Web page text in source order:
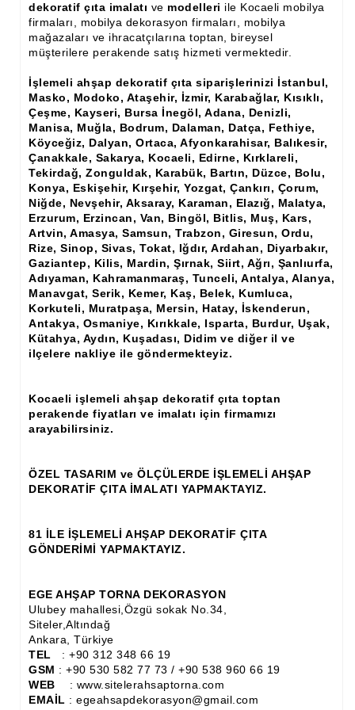
Ham Ahşap Şifonyer İmalatı Modelleri
Ham Ahşap Kitaplık İmalatı, Modelleri
Ham Ahşap Gümüşlük, Kaşıklık İmalatı, Modelleri
Ham Ahşap Koltuk İmalatı, Modelleri
Ham Ahşap Josefin Koltuk İskelet İmalatı, Modelleri
Ham Ahşap Ayna Çerçeve İmalatı, Modelleri
Ham Ahşap Dekoratif Ürün İmalatı, Modelleri
El Oyması Ham Ahşap Yatak Başlıkları
Ahşap Aksesuarlar
Ahşap İşlemeli Düz Klapa
Ahşap Merdiven Dikmeleri
Ahşap Profil Çıta
Ahşap Sütun
Ayons Baskılı Ahşap Çıta Modelleri
Cibinlik
Cnc Ürün Çeşitleri
Diğer Ahşap Ürünler
Dekoratif Çıta İmalatı, Modelleri
dekoratif çıta imalatı ve modelleri ile Kocaeli mobilya
firmaları, mobilya dekorasyon firmaları, mobilya
mağazaları ve ihracatçılarına toptan, bireysel
müşterilere perakende satış hizmeti vermektedir.
İşlemeli ahşap dekoratif çıta siparişlerinizi İstanbul,
Masko, Modoko, Ataşehir, İzmir, Karabağlar, Kısıklı,
Çeşme, Kayseri, Bursa İnegöl, Adana, Denizli,
Manisa, Muğla, Bodrum, Dalaman, Datça, Fethiye,
Köyceğiz, Dalyan, Ortaca, Afyonkarahisar, Balıkesir,
Çanakkale, Sakarya, Kocaeli, Edirne, Kırklareli,
Tekirdağ, Zonguldak, Karabük, Bartın, Düzce, Bolu,
Konya, Eskişehir, Kırşehir, Yozgat, Çankırı, Çorum,
Niğde, Nevşehir, Aksaray, Karaman, Elazığ, Malatya,
Erzurum, Erzincan, Van, Bingöl, Bitlis, Muş, Kars,
Artvin, Amasya, Samsun, Trabzon, Giresun, Ordu,
Rize, Sinop, Sivas, Tokat, Iğdır, Ardahan, Diyarbakır,
Gaziantep, Kilis, Mardin, Şırnak, Siirt, Ağrı, Şanlıurfa,
Adıyaman, Kahramanmaraş, Tunceli, Antalya, Alanya,
Manavgat, Serik, Kemer, Kaş, Belek, Kumluca,
Korkuteli, Muratpaşa, Mersin, Hatay, İskenderun,
Antakya, Osmaniye, Kırıkkale, Isparta, Burdur, Uşak,
Kütahya, Aydın, Kuşadası, Didim ve diğer il ve
ilçelere nakliye ile göndermekteyiz.
Kocaeli işlemeli ahşap dekoratif çıta toptan
perakende fiyatları ve imalatı için firmamızı
arayabilirsiniz.
ÖZEL TASARIM ve ÖLÇÜLERDE İŞLEMELİ AHŞAP
DEKORATİF ÇITA İMALATI YAPMAKTAYIZ.
81 İLE İŞLEMELİ AHŞAP DEKORATİF ÇITA
GÖNDERİMİ YAPMAKTAYIZ.
EGE AHŞAP TORNA DEKORASYON
Ulubey mahallesi,Özgü sokak No.34,
Siteler,Altındağ
Ankara, Türkiye
TEL : +90 312 348 66 19
GSM : +90 530 582 77 73 / +90 538 960 66 19
WEB : www.sitelerahsaptorna.com
EMAİL : egeahsapdekorasyon@gmail.com